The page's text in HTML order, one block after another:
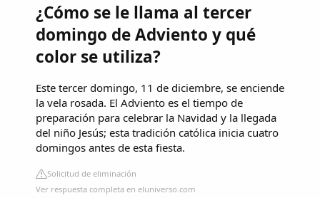
¿Cómo se le llama al tercer
domingo de Adviento y qué
color se utiliza?
Este tercer domingo, 11 de diciembre, se enciende
la vela rosada. El Adviento es el tiempo de
preparación para celebrar la Navidad y la llegada
del niño Jesús; esta tradición católica inicia cuatro
domingos antes de esta fiesta.
Solicitud de eliminación
Ver respuesta completa en eluniverso.com